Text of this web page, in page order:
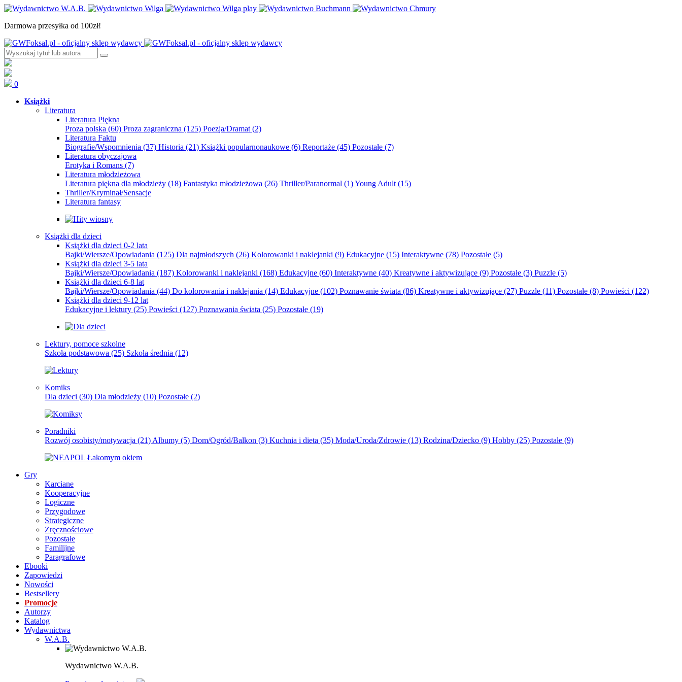
Darmowa przesyłka od 100zł!
0
Książki
Literatura
Literatura Piękna
Proza polska (60) Proza zagraniczna (125) Poezja/Dramat (2)
Literatura Faktu
Biografie/Wspomnienia (37) Historia (21) Książki popularnonaukowe (6) Reportaże (45) Pozostałe (7)
Literatura obyczajowa
Erotyka i Romans (7)
Literatura młodzieżowa
Literatura piękna dla młodzieży (18) Fantastyka młodzieżowa (26) Thriller/Paranormal (1)Young Adult (15)
Thriller/Kryminał/Sensacje
Literatura fantasy
Książki dla dzieci
Książki dla dzieci 0-2 lata
Bajki/Wiersze/Opowiadania (125) Dla najmłodszych (26) Kolorowanki i naklejanki (9) Edukacyjne (15) Interaktywne (78) Pozostałe (5)
Książki dla dzieci 3-5 lata
Bajki/Wiersze/Opowiadania (187) Kolorowanki i naklejanki (168) Edukacyjne (60) Interaktywne (40) Kreatywne i aktywizujące (9) Pozostałe (3) Puzzle (5)
Książki dla dzieci 6-8 lat
Bajki/Wiersze/Opowiadania (44) Do kolorowania i naklejania (14) Edukacyjne (102) Poznawanie świata (86) Kreatywne i aktywizujące (27) Puzzle (11) Pozostałe (8) Powieści (122)
Książki dla dzieci 9-12 lat
Edukacyjne i lektury (25) Powieści (127) Poznawania świata (25) Pozostałe (19)
Lektury, pomoce szkolne
Szkoła podstawowa (25) Szkoła średnia (12)
Komiks
Dla dzieci (30) Dla młodzieży (10) Pozostałe (2)
Poradniki
Rozwój osobisty/motywacja (21) Albumy (5) Dom/Ogród/Balkon (3) Kuchnia i dieta (35) Moda/Uroda/Zdrowie (13) Rodzina/Dziecko (9) Hobby (25) Pozostałe (9)
Gry
Karciane
Kooperacyjne
Logiczne
Przygodowe
Strategiczne
Zręcznościowe
Pozostałe
Familijne
Paragrafowe
Ebooki
Zapowiedzi
Nowości
Bestsellery
Promocje
Autorzy
Katalog
Wydawnictwa
W.A.B.
Wydawnictwo W.A.B.